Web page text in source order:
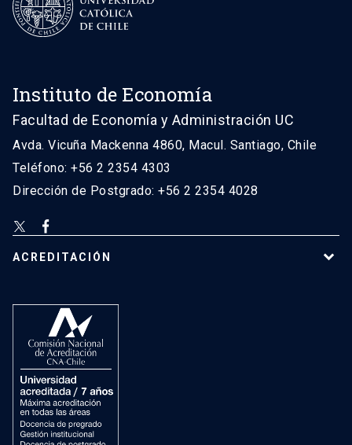
Instituto de Economía
Facultad de Economía y Administración UC
Avda. Vicuña Mackenna 4860, Macul. Santiago, Chile
Teléfono: +56 2 2354 4303
Dirección de Postgrado: +56 2 2354 4028
ACREDITACIÓN